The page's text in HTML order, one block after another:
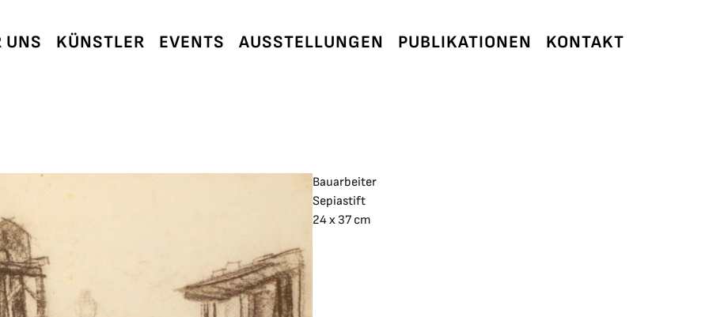
UNS KÜNSTLER EVENTS AUSSTELLUNGEN PUBLIKATIONEN KONTAKT
Bauarbeiter
Sepiastift
24 x 37 cm